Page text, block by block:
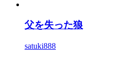
父を失った狼
satuki888